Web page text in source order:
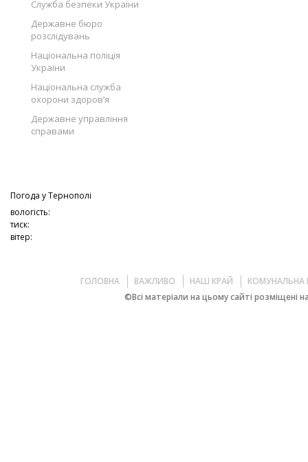
Служба безпеки України
Державне бюро
розслідувань
Національна поліція
України
Національна служба
охорони здоров’я
Державне управління
справами
Погода уТернополі
вологість:
тиск:
вітер:
ГОЛОВНА ВАЖЛИВО НАШ КРАЙ
КОМУНАЛЬНА
©Всі матеріали на цьому сайті розміщені